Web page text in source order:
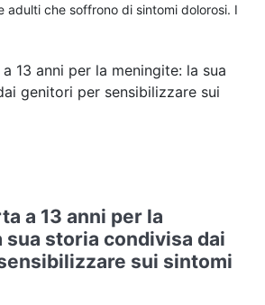
adulti che soffrono di sintomi dolorosi. I
a 13 anni per la
sua storia condivisa dai
sui sintomi